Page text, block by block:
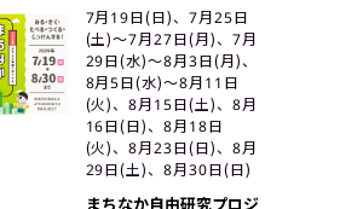
7月19日(日)、7月25日
(土)〜7月27日(月)、7月
29日(水)〜8月3日(月)、
8月5日(水)〜8月11日
(火)、8月15日(土)、8月
16日(日)、8月18日
(火)、8月23日(日)、8月
29日(土)、8月30日(日)
まちなか自由研究プロジ